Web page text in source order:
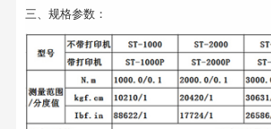
三、规格参数：